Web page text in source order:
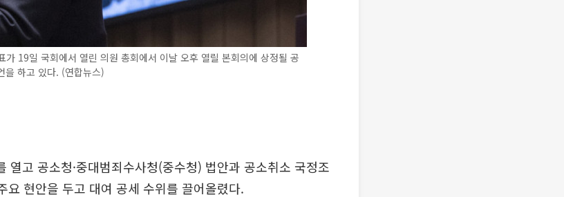
19일 국회에서 열린 의원 총회에서 이날 오후 열릴 본회의에 상정될 공
을 하고 있다. (연합뉴스)
열고 공소청·중대범죄수사청(중수청) 법안과 공소취소 국정조
요 현안을 두고 대여 공세 수위를 끌어올렸다.